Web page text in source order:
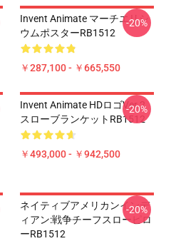
Invent Animate マーチエリシ
ウムポスターRB1512
￥287,100 - ￥665,550
-20%
Invent Animate HDロゴVer.2
スローブランケットRB1512
￥493,000 - ￥942,500
-20%
ネイティブアメリカンインデ
ィアン:戦争チーフスローピロ
ーRB1512
-20%